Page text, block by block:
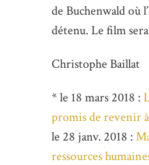
de Buchenwald où
détenu. Le film
Christophe Baillat
* le 18 mars 2018 :
promis de revenir
le 28 janv. 2018 :
ressources